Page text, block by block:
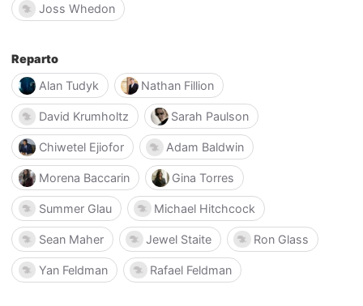
Joss Whedon
Reparto
Alan Tudyk
Nathan Fillion
David Krumholtz Sarah Paulson
Chiwetel Ejiofor Adam Baldwin
Morena Baccarin Gina Torres
Summer Glau Michael Hitchcock
Sean Maher Jewel Staite Ron Glass
Yan Feldman Rafael Feldman